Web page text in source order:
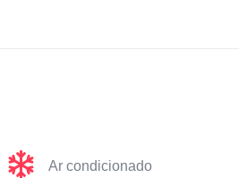
Ar condicionado